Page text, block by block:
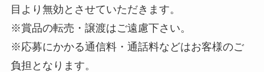
目より無効とさせていただきます。
※賞品の転売・譲渡はご遠慮下さい。
※応募にかかる通信料・通話料などはお客様のご
負担となります。